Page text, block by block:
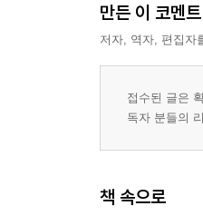
만든 이 코멘트
저자, 역자, 편집자
접수된 글은
독자 분들의
책 속으로